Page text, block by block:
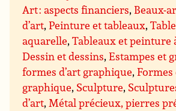
Art : aspects financiers, Beaux-
d’art,Peinture et tableaux,
aquarelle,Tableaux et peinture
Dessin et dessins,Estampes et
formes d’art graphique,Formes
graphique, Sculpture,
d’art,Métal précieux, pierres